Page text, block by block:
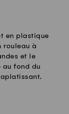
en plastique
rouleau à
et le
au fond du